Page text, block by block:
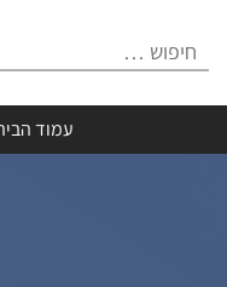
חיפוש:
עמוד